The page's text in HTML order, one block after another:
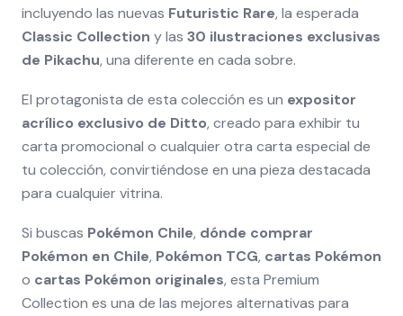
incluyendo las nuevas Futuristic Rare, la esperada
Classic Collection y las 30 ilustraciones exclusivas
de Pikachu, una diferente en cada sobre.
El protagonista de esta colección es un expositor
acrílico exclusivo de Ditto, creado para exhibir tu
carta promocional o cualquier otra carta especial de
tu colección, convirtiéndose en una pieza destacada
para cualquier vitrina.
Si buscas Pokémon Chile, dónde comprar
Pokémon en Chile, Pokémon TCG, cartas Pokémon
o cartas Pokémon originales, esta Premium
Collection es una de las mejores alternativas para